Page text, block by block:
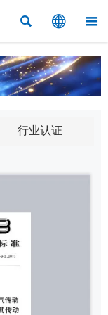
  
行业认证